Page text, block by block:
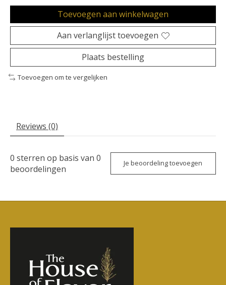
Toevoegen aan winkelwagen
Aan verlanglijst toevoegen
Plaats bestelling
Toevoegen om te vergelijken
Reviews (0)
0 sterren op basis van 0
beoordelingen
Je beoordeling toevoegen